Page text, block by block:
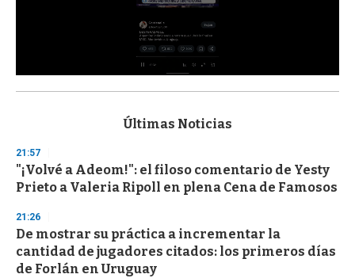
s
d
s
o
f
3
s
c
o
Últimas Noticias
21:57
"¡Volvé a Adeom!": el filoso comentario de Yesty
Prieto a Valeria Ripoll en plena Cena de Famosos
21:26
De mostrar su práctica a incrementar la
cantidad de jugadores citados: los primeros días
de Forlán en Uruguay